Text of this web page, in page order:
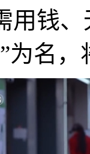
用钱
为名